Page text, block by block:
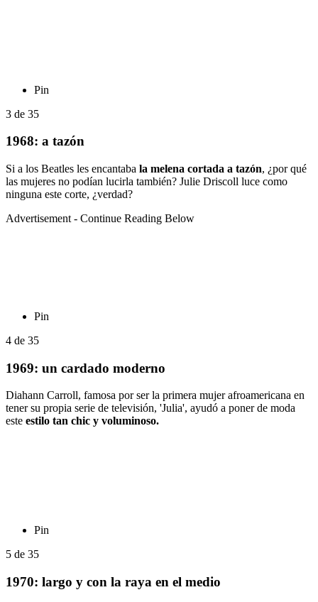
Pin
3 de 35
1968: a tazón
Si a los Beatles les encantaba la melena cortada a tazón, ¿por qué
las mujeres no podían lucirla también? Julie Driscoll luce como
ninguna este corte, ¿verdad?
Advertisement - Continue Reading Below
Pin
4 de 35
1969: un cardado moderno
Diahann Carroll, famosa por ser la primera mujer afroamericana en
tener su propia serie de televisión, 'Julia', ayudó a poner de moda
este estilo tan chic y voluminoso.
Pin
5 de 35
1970: largo y con la raya en el medio